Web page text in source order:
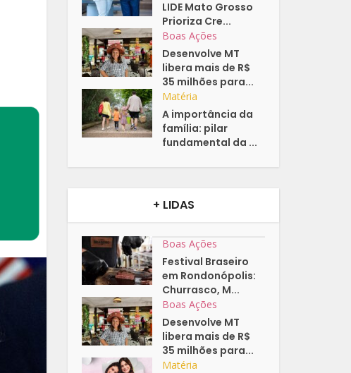
LIDE Mato Grosso
Prioriza Cre...
Boas Ações
Desenvolve MT
libera mais de R$
35 milhões para...
Matéria
A importância da
família: pilar
fundamental da ...
+ LIDAS
Boas Ações
Festival Braseiro
em Rondonópolis:
Churrasco, M...
Boas Ações
Desenvolve MT
libera mais de R$
35 milhões para...
Matéria